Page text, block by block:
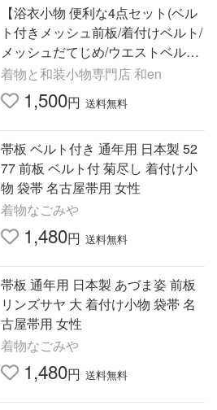
【浴衣小物 便利な4点セット(ベル
ト付きメッシュ前板/着付けベルト/
メッシュだてじめ/ウエストベル
ト)】 浴衣着付け小物 お得 簡単セ
ット フリーサイズ爆買
着物と和装小物専門店 和en
1,500円 送料無料
帯板 ベルト付き 通年用 日本製 52
77 前板 ベルト付 菊尽し 着付け小
物 袋帯 名古屋帯用 女性
着物なごみや
1,480円 送料無料
帯板 通年用 日本製 あづま姿 前板
リンズサヤ 大 着付け小物 袋帯 名
古屋帯用 女性
着物なごみや
1,480円 送料無料